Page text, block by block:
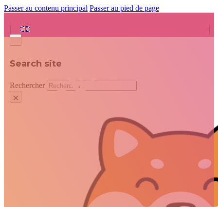
Passer au contenu principal Passer au pied de page
Search site
Rechercher
×